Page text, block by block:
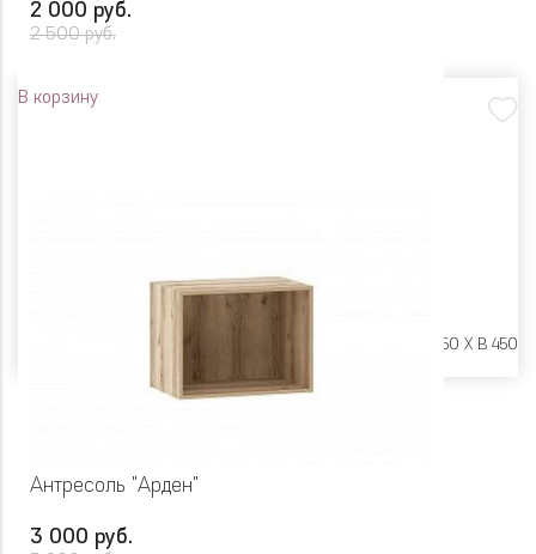
2 000 руб.
2 500 руб.
В корзину
Ш 400 X Г 250 X В 450
Антресоль "Арден"
3 000 руб.